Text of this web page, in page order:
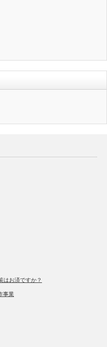
はお済ですか？
事業